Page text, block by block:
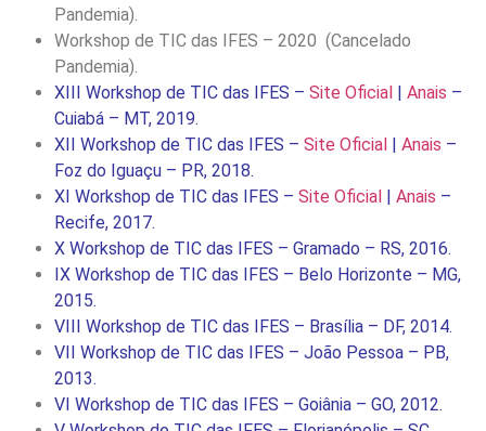
Pandemia).
Workshop de TIC das IFES – 2020 (Cancelado
Pandemia).
XIII Workshop de TIC das IFES – Site Oficial | Anais –
Cuiabá – MT, 2019.
XII Workshop de TIC das IFES – Site Oficial | Anais –
Foz do Iguaçu – PR, 2018.
XI Workshop de TIC das IFES – Site Oficial | Anais –
Recife, 2017.
X Workshop de TIC das IFES – Gramado – RS, 2016.
IX Workshop de TIC das IFES – Belo Horizonte – MG,
2015.
VIII Workshop de TIC das IFES – Brasília – DF, 2014.
VII Workshop de TIC das IFES – João Pessoa – PB,
2013.
VI Workshop de TIC das IFES – Goiânia – GO, 2012.